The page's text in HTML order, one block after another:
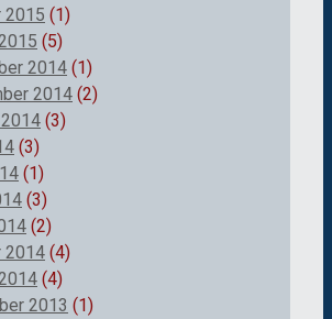
2015 (1)
(5)
2014 (1)
2014 (2)
(3)
(3)
(1)
(3)
(2)
2014 (4)
(4)
2013 (1)